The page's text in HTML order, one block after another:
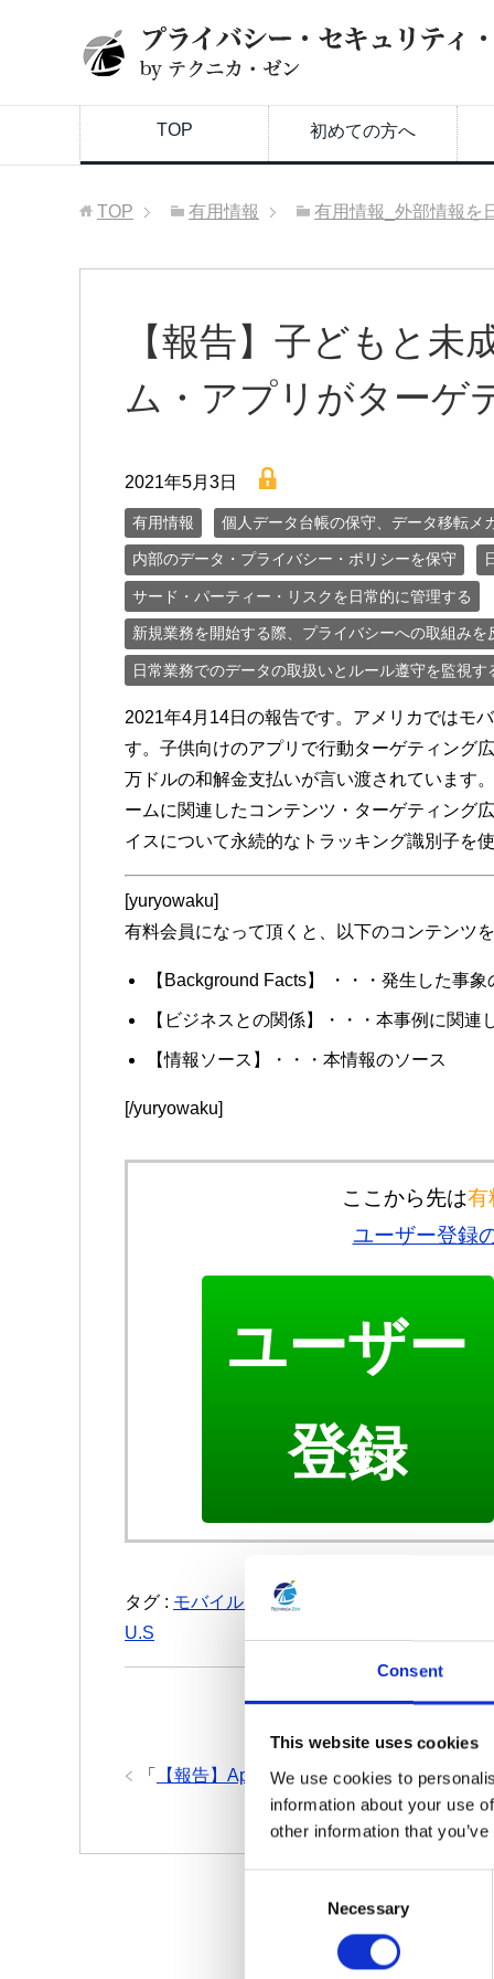
Consent
This website uses cookies
We use cookies to
information about your use
other information that
Necessary
TOP 初めての方へ
TOP 有用情報 有用情報_外部情報を
【報告】子どもと未
ム・アプリがターゲ
2021年5月3日 lock
有用情報 個人データ台帳の保守、データ移転メ
内部のデータ・プライバシー・ポリシーを保守
サード・パーティー・リスクを日常的に管理する
新規業務を開始する際、プライバシーへの取組みを
日常業務でのデータの取扱いとルール遵守を監視す
2021年4月14日の報告です。アメリカではモ
す。子供向けのアプリで行動ターゲティング
万ドルの和解金支払いが言い渡されています
ームに関連したコンテンツ・ターゲティング
イスについて永続的なトラッキング識別子を
[yuryowaku]
有料会員になって頂くと、以下のコンテンツ
【Background Facts】 ・・・発生した事象
【ビジネスとの関係】・・・本事例に関連
【情報ソース】・・・本情報のソース
[/yuryowaku]
ここから先は有
ユーザー登録
ユーザー
登録
タグ : モバイル・ゲーム
U.S
「 【報告】Apps: アップル社 が開発者に透